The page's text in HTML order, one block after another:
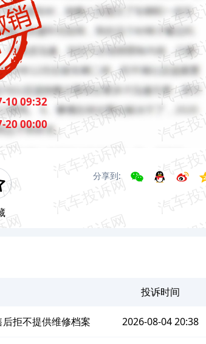
10 09:32
20 00:00
分享到:
投诉时间
拒不提供维修档案 2026-08-04 20:38